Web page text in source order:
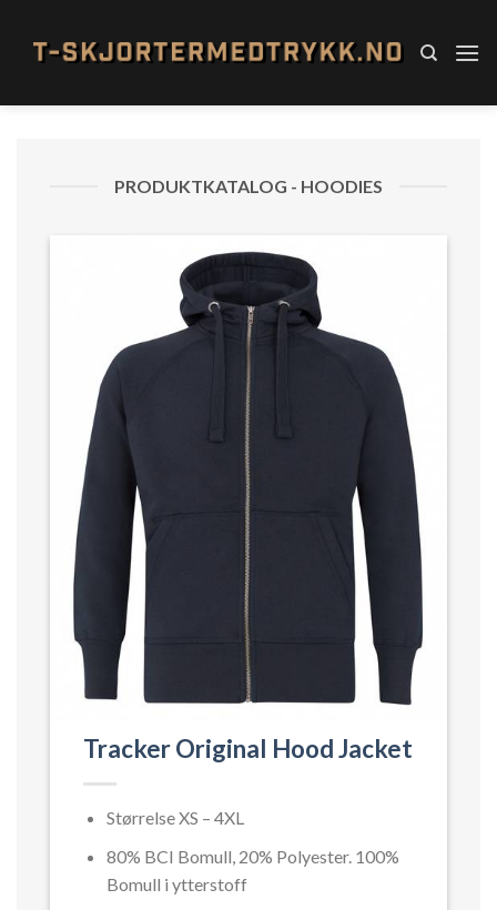
content
PRODUKTKATALOG - HOODIES
Tracker Original Hood Jacket
Størrelse XS – 4XL
80% BCI Bomull, 20% Polyester. 100%
Bomull i ytterstoff